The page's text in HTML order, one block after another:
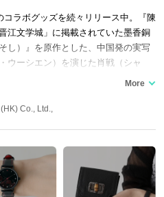
ラボグッズを続々リリース中。『陳
江文学城」に掲載されていた墨香銅
し）』を原作とした、中国発の実写
ウーシエン）を演じた肖戦（シャ
ジー）を演じた王一博（ワン・イー
フ映画2本も公開されました。 木村
、財布などコラボファッションアイ
Co., Ltd.,